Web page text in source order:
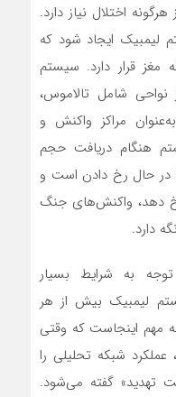
اختلال نیاز دارد.
لیمبیک ایجاد شود که
قرار دارد. سیستم
شامل تالاموس،
مراکز واکنش و
هنگام دریافت حجم
در حال رخ دادن است و
دهد، واکنش‌های جنگ
دارد.
به شرایط بسیار
لیمبیک بیش از هر
مهم اینجاست که وقتی
شبکه تحلیلی را
تهدید» گفته می‌شود.